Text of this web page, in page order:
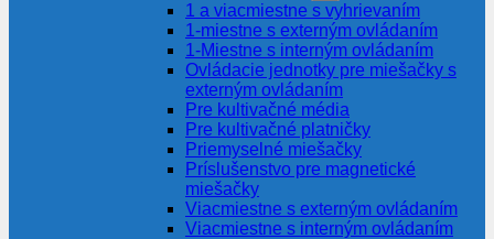
1 a viacmiestne s vyhrievaním
1-miestne s externým ovládaním
1-Miestne s interným ovládaním
Ovládacie jednotky pre miešačky s
externým ovládaním
Pre kultivačné média
Pre kultivačné platničky
Priemyselné miešačky
Príslušenstvo pre magnetické
miešačky
Viacmiestne s externým ovládaním
Viacmiestne s interným ovládaním